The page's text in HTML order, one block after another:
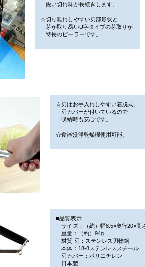
鋭い切れ味が長続きします。
☆切り離れしやすい刃部形状と
芽が取り易いU字タイプの芽取りが
特長のピーラーです。
☆刃はお手入れしやすい着脱式。
刃カバーが付いているので
収納時も安心です。
☆食器洗浄乾燥機使用可能。
■品質表示
サイズ：（約）幅8.5×奥行20×高
重量：（約）94g
材質 刃：ステンレス刃物鋼
本体：18-8ステンレススチール
刃カバー：ポリエチレン
日本製